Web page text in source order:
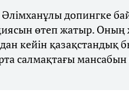
Әлімханұлы допингке
өтеп жатыр. Оның
кейін қазақстандық
салмақтағы